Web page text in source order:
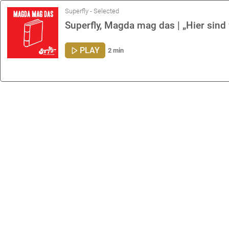
Superfly - Selected
Superfly, Magda mag das | „Hier sind
PLAY 2 min